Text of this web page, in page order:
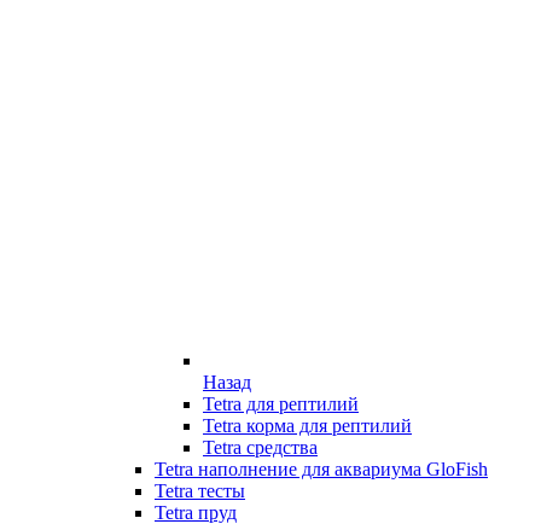
Назад
Tetra для рептилий
Tetra корма для рептилий
Tetra средства
Tetra наполнение для аквариума GloFish
Tetra тесты
Tetra пруд